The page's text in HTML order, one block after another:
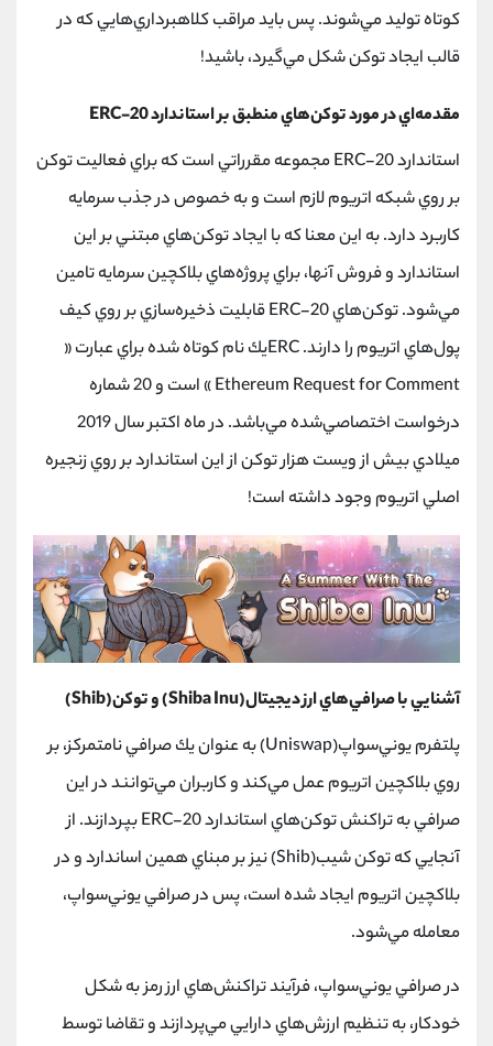
كوتاه توليد مي‌شوند. پس بايد مراقب كلاهبرداري‌هايي كه در
قالب ايجاد توكن شكل مي‌گيرد، باشيد!
مقدمه‌اي در مورد توكن‌هاي منطبق بر استاندارد ERC-20
استاندارد ERC-20 مجموعه‌ مقرراتي است كه براي فعاليت توكن
بر روي شبكه اتريوم لازم است و به خصوص در جذب سرمايه
كاربرد دارد. به اين معنا كه با ايجاد توكن‌هاي مبتني بر اين
استاندارد و فروش آنها، براي پروژه‌هاي بلاكچين سرمايه تامين
مي‌شود. توكن‌هاي ERC-20 قابليت ذخيره‌سازي بر روي كيف
پول‌هاي اتريوم را دارند. ERCيك نام كوتاه شده براي عبارت «
Ethereum Request for Comment » است و 20 شماره
درخواست اختصاصي‌شده مي‌باشد. در ماه اكتبر سال 2019
ميلادي بيش از ويست هزار توكن از اين استاندارد بر روي زنجيره
اصلي اتريوم وجود داشته است!
آشنايي با صرافي‌هاي ارز ديجيتال(Shiba Inu) و توكن(Shib)
پلتفرم يوني‌سواپ(Uniswap) به عنوان يك صرافي نامتمركز، بر
روي بلاكچين اتريوم عمل مي‌كند و كاربران مي‌توانند در اين
صرافي به تراكنش توكن‌هاي استاندارد ERC-20 بپردازند. از
آنجايي كه توكن شيب(Shib) نيز بر مبناي همين اساندارد و در
بلاكچين اتريوم ايجاد شده است، پس در صرافي يوني‌سواپ،
معامله مي‌شود.
در صرافي يوني‌سواپ، فرآيند تراكنش‌هاي ارز رمز به شكل
خودكار، به تنظيم ارزش‌هاي دارايي مي‌پردازند و تقاضا توسط